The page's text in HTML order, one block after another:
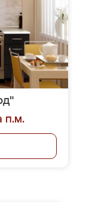
п.м.